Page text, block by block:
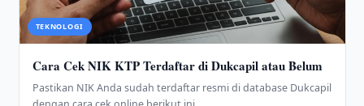
TEKNOLOGI
Cara Cek NIK KTP Terdaftar di Dukcapil atau Belum
Pastikan NIK Anda sudah terdaftar resmi di database Dukcapil